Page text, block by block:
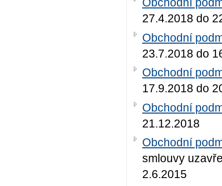
27.4.2018 do
Obchodní
23.7.2018 do
Obchodní
17.9.2018 do
Obchodní
21.12.2018
Obchodní
smlouvy
2.6.2015